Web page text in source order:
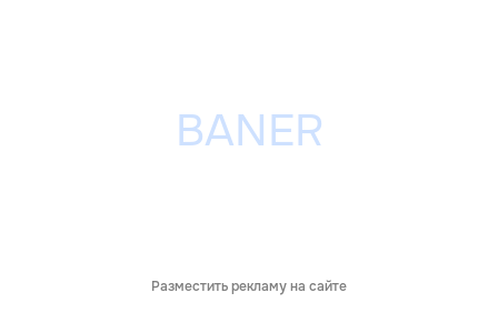
Разместить рекламу на сайте